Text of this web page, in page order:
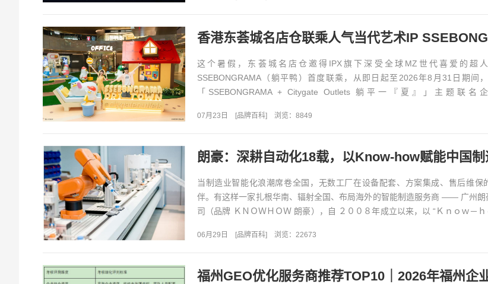
这个暑假，东荟城名店仓邀得IPX旗下深受全球MZ世代喜爱的超
SSEBONGRAMA（躺平鸭）首度联乘，从即日起至2026年8月31日期间
「SSEBONGRAMA + Citygate Outlets 躺平一『夏』」主题联
07月23日 [品牌百科] 浏览：8849
当制造业智能化浪潮席卷全国，无数工厂在设备配套、方案集成、售后维保
伴。有这样一家扎根华南、辐射全国、布局海外的智能制造服务商 —— 广州朗
司（品牌 ＫＮＯＷＨＯＷ 朗豪），自 ２００８年成立以来，以 “Ｋｎｏｗ－
06月29日 [品牌百科] 浏览：22673